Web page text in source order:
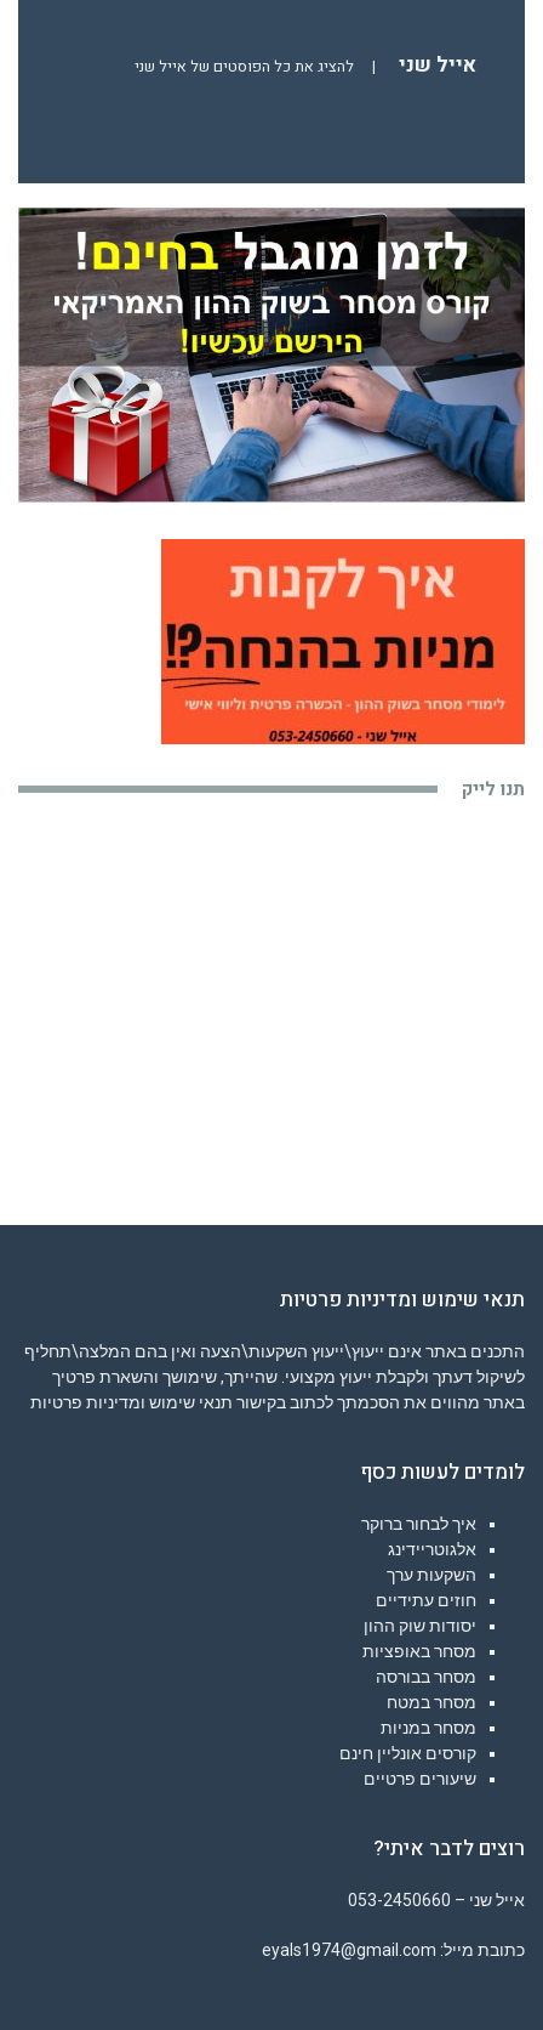
אייל שני | להציג את כל הפוסטים של אייל שני
תנו לייק
תנאי שימוש ומדיניות פרטיות
התכנים באתר אינם ייעוץ\ייעוץ השקעות\הצעה ואין בהם המלצה\תחליף
לשיקול דעתך ולקבלת ייעוץ מקצועי. שהייתך, שימושך והשארת פרטיך
באתר מהווים את הסכמתך לכתוב בקישור תנאי שימוש ומדיניות פרטיות
לומדים לעשות כסף
איך לבחור ברוקר
אלגוטריידינג
השקעות ערך
חוזים עתידיים
יסודות שוק ההון
מסחר באופציות
מסחר בבורסה
מסחר במטח
מסחר במניות
קורסים אונליין חינם
שיעורים פרטיים
רוצים לדבר איתי?
אייל שני – 053-2450660
כתובת מייל: eyals1974@gmail.com